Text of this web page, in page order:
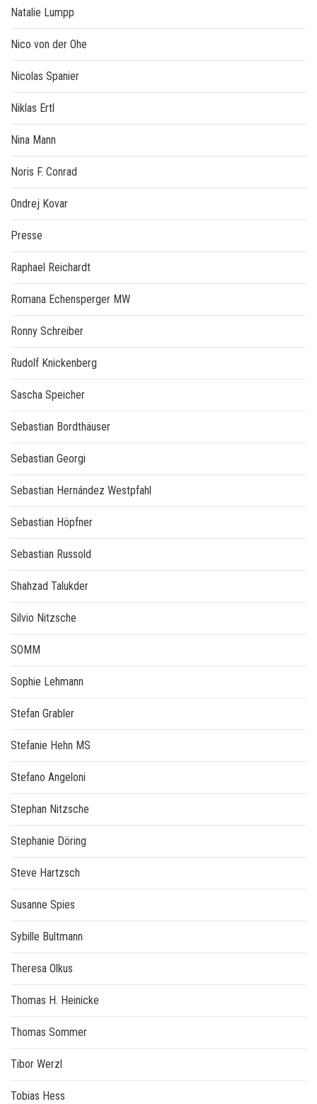
Natalie Lumpp
Nico von der Ohe
Nicolas Spanier
Niklas Ertl
Nina Mann
Noris F. Conrad
Ondrej Kovar
Presse
Raphael Reichardt
Romana Echensperger MW
Ronny Schreiber
Rudolf Knickenberg
Sascha Speicher
Sebastian Bordthäuser
Sebastian Georgi
Sebastian Hernández Westpfahl
Sebastian Höpfner
Sebastian Russold
Shahzad Talukder
Silvio Nitzsche
SOMM
Sophie Lehmann
Stefan Grabler
Stefanie Hehn MS
Stefano Angeloni
Stephan Nitzsche
Stephanie Döring
Steve Hartzsch
Susanne Spies
Sybille Bultmann
Theresa Olkus
Thomas H. Heinicke
Thomas Sommer
Tibor Werzl
Tobias Hess